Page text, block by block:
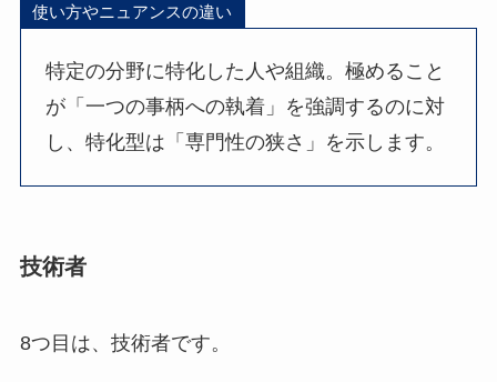
使い方やニュアンスの違い
特定の分野に特化した人や組織。極めること
が「一つの事柄への執着」を強調するのに対
し、特化型は「専門性の狭さ」を示します。
技術者
8つ目は、技術者です。